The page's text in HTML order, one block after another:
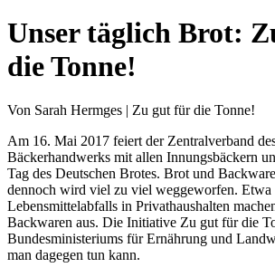
Unser täglich Brot:
die Tonne!
Von Sarah Hermges | Zu gut für die Tonne!
Am 16. Mai 2017 feiert der Zentralverband
Bäckerhandwerks mit allen Innungsbäckern
Tag des Deutschen Brotes. Brot und
dennoch wird viel zu viel weggeworfen. Etwa
Lebensmittelabfalls in Privathaushalten
Backwaren aus. Die Initiative Zu gut für die
Bundesministeriums für Ernährung und
man dagegen tun kann.